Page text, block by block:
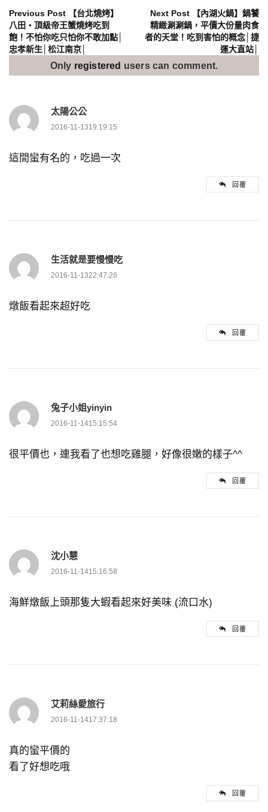
文
章
Previous Post 【台北燒烤】
八田‧頂級帝王蟹燒烤吃到
飽！不怕你吃只怕你不敢加點│
忠孝新生│松江南京│
Next Post 【內湖火鍋】鍋饕
精緻涮涮鍋，平價大份量肉食
者的天堂！吃到害怕的概念│捷
運大直站│
Only registered users can comment.
太陽公公
2016-11-1319:19:15
這間蠻有名的，吃過一次
回覆
生活就是要慢慢吃
2016-11-1322:47:26
燉飯看起來超好吃
回覆
兔子小姐yinyin
2016-11-1415:15:54
很平價也，連我看了也想吃雞腿，好像很嫩的樣子^^
回覆
沈小慧
2016-11-1415:16:58
海鮮燉飯上頭那隻大蝦看起來好美味 (流口水)
回覆
艾莉絲愛旅行
2016-11-1417:37:18
真的蠻平價的
看了好想吃哦
回覆